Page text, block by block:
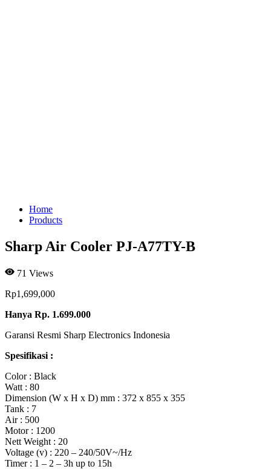
Home
Products
Sharp Air Cooler PJ-A77TY-B
71 Views
Rp1,699,000
Hanya Rp. 1.699.000
Garansi Resmi Sharp Electronics Indonesia
Spesifikasi :
Color : Black
Watt : 80
Dimension (W x H x D) mm : 372 x 855 x 355
Tank : 7
Air : 500
Motor : 1200
Nett Weight : 20
Voltage (v) : 220 – 240/50V~/Hz
Timer : 1 – 2 – 3h up to 15h